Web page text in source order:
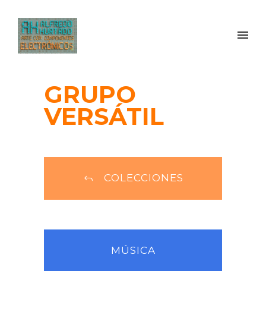
GRUPO
VERSÁTIL
COLECCIONES
MÚSICA